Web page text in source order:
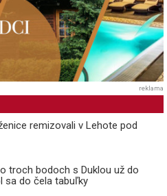
reklama
remizovali v Lehote pod
troch bodoch s Duklou už do
sa do čela tabuľky